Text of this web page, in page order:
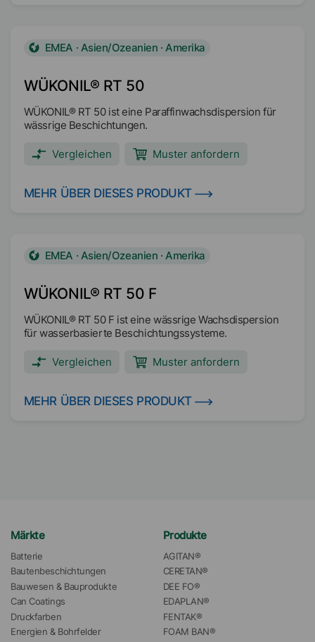
WÜKONIL® RT 50
EMEA · Asien/Ozeanien · Amerika
WÜKONIL® RT 50 ist eine Paraffinwachsdispersion für
wässrige Beschichtungen.
Vergleichen Muster anfordern
MEHR ÜBER DIESES PRODUKT
WÜKONIL® RT 50 F
EMEA · Asien/Ozeanien · Amerika
WÜKONIL® RT 50 F ist eine wässrige Wachsdispersion
für wasserbasierte Beschichtungssysteme.
Vergleichen Muster anfordern
MEHR ÜBER DIESES PRODUKT
Märkte
Batterie
Bautenbeschichtungen
Bauwesen & Bauprodukte
Can Coatings
Druckfarben
Energien & Bohrfelder
Produkte
AGITAN®
CERETAN®
DEE FO®
EDAPLAN®
FENTAK®
FOAM BAN®